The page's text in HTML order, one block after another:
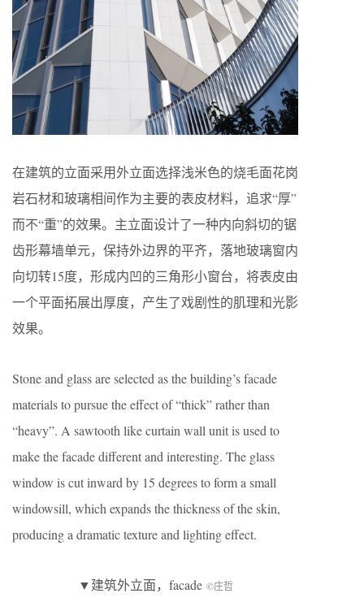
在建筑的立面采用外立面选择浅米色的烧毛面花岗
岩石材和玻璃相间作为主要的表皮材料，追求“厚”
而不“重”的效果。主立面设计了一种内向斜切的锯
齿形幕墙单元，保持外边界的平齐，落地玻璃窗内
向切转15度，形成内凹的三角形小窗台，将表皮由
一个平面拓展出厚度，产生了戏剧性的肌理和光影
效果。
Stone and glass are selected as the building’s facade
materials to pursue the effect of “thick” rather than
“heavy”. A sawtooth like curtain wall unit is used to
make the facade different and interesting. The glass
window is cut inward by 15 degrees to form a small
windowsill, which expands the thickness of the skin,
producing a dramatic texture and lighting effect.
▼建筑外立面，facade ©庄哲